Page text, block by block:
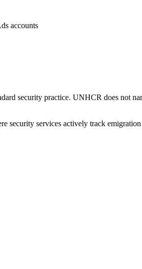
accounts
security practice. UNHCR does not
services actively track